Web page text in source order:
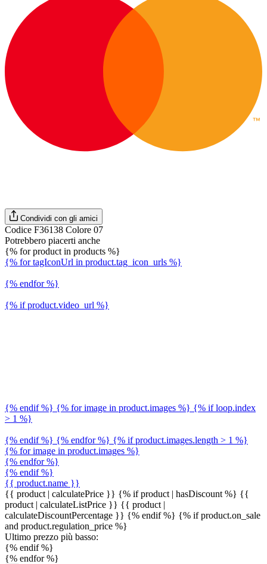
Condividi con gli amici
Codice F36138 Colore 07
Potrebbero piacerti anche
{% for product in products %}
{% for tagIconUrl in product.tag_icon_urls %}
{% endfor %}
{% if product.video_url %}
{% endif %} {% for image in product.images %} {% if loop.index
> 1 %}
{% endif %} {% endfor %} {% if product.images.length > 1 %}
{% for image in product.images %}
{% endfor %}
{% endif %}
{{ product.name }}
{{ product | calculatePrice }} {% if product | hasDiscount %} {{
product | calculateListPrice }} {{ product |
calculateDiscountPercentage }} {% endif %} {% if product.on_sale
and product.regulation_price %}
Ultimo prezzo più basso:
{% endif %}
{% endfor %}